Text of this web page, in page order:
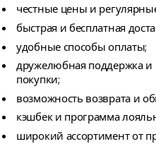
честные цены и
быстрая и бесплатная
удобные способы оплаты;
дружелюбная поддержка и
покупки;
возможность возврата и
кэшбек и программа
широкий ассортимент от